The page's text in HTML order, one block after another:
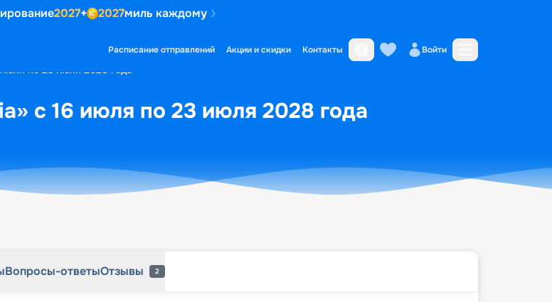
2027+ 2027миль каждому
Расписание отправлений Акции и скидки Контакты Войти
по 23 июля 2028 года
с 16 июля по 23 июля 2028 года
Вопросы-ответыОтзывы 2